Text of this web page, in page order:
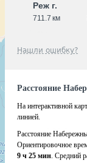
Реж г.
711.7 км
Нашли ошибку?
Расстояние
На интерактивной
линией.
Расстояние
Ориентировочное
9 ч 25 мин. Средний